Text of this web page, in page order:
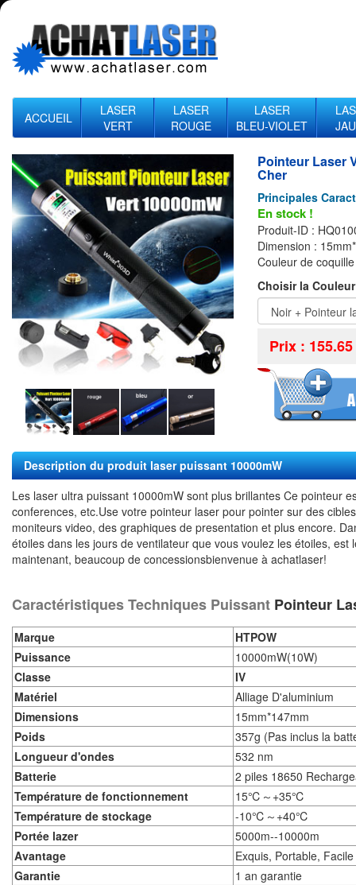
ACCUEIL
LASER
VERT
LASER
ROUGE
LASER
BLEU-VIOLET
Pointeur Laser
Cher
Principales
En stock !
Produit-ID :
Dimension :
Couleur de
Choisir la
Prix : 155.65
Description du produitlaser puissant 10000mW
Les laser ultra puissant 10000mW sont plus brillantes Ce pointeur
conferences, etc.Use votre pointeur laser pour pointer sur des
moniteurs video, des graphiques de presentation et plus encore.
étoiles dans les jours de ventilateur que vous voulez les étoiles, est
maintenant, beaucoup de concessionsbienvenue à achatlaser!
Caractéristiques Techniques Puissant Pointeur
Marque
HTPOW
Puissance
10000mW(10W)
Classe
IV
Matériel
Alliage D'aluminium
Dimensions
15mm*147mm
Poids
357g (Pas inclus la
Longueur d'ondes
532 nm
Batterie
2 piles 18650
Température de fonctionnement
15℃～+35℃
Température de stockage
-10℃～+40℃
Portée lazer
5000m--10000m
Avantage
Exquis, Portable,
Garantie
1 an garantie